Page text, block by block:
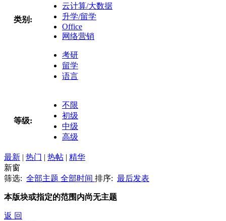
类别:
云计算/大数据
升学/留学
Office
网络营销
考研
留学
语言
等级:
不限
初级
中级
高级
最新 | 热门 | 热帖 | 精华
新窗
筛选: 全部主题 全部时间 排序: 最后发表
本版块或指定的范围内尚无主题
返 回